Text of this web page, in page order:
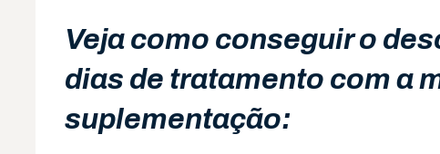
Veja como conseguir o
dias de tratamento com a
suplementação: